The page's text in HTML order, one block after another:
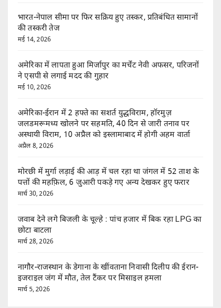
भारत-नेपाल सीमा पर फिर सक्रिय हुए तस्कर, प्रतिबंधित सामानों
की तस्करी तेज
मई 14, 2026
अमेरिका में लापता हुआ मिर्जापुर का मर्चेंट नेवी अफसर, परिजनों
ने एसपी से लगाई मदद की गुहार
मई 10, 2026
अमेरिका-ईरान में 2 हफ्ते का सशर्त युद्धविराम, हॉरमुज़
जलडमरूमध्य खोलने पर सहमति, 40 दिन से जारी तनाव पर
अस्थायी विराम, 10 अप्रैल को इस्लामाबाद में होगी अहम वार्ता
अप्रैल 8, 2026
मोरछी में मुर्गा लड़ाई की आड़ में चल रहा था जंगल में 52 ताश के
पत्तों की महफ़िल, 6 जुआरी पकड़े गए अन्य देखकर हुए फरार
मार्च 30, 2026
जवाब देने लगे बिजली के चूल्हे : पांच हजार में बिक रहा LPG का
छोटा बाटला
मार्च 28, 2026
नागौर-राजस्थान के डेगाना के खींवताना निवासी दिलीप की ईरान-
इजराइल जंग में मौत, तेल टैंकर पर मिसाइल हमला
मार्च 5, 2026